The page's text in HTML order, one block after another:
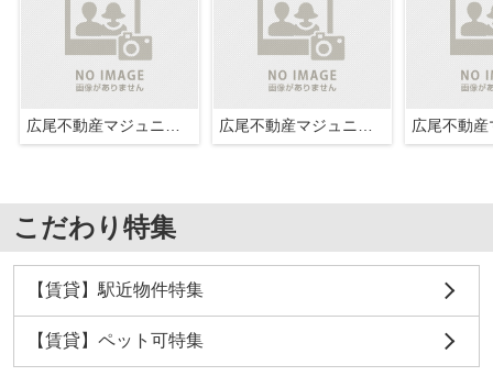
こだわり特集
【賃貸】駅近物件特集
【賃貸】ペット可特集